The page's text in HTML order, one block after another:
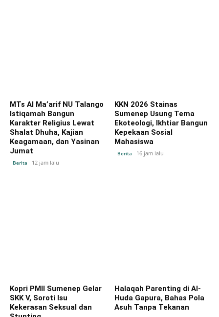
MTs Al Ma’arif NU Talango
Istiqamah Bangun
Karakter Religius Lewat
Shalat Dhuha, Kajian
Keagamaan, dan Yasinan
Jumat
Berita 12 jam lalu
KKN 2026 Stainas
Sumenep Usung Tema
Ekoteologi, Ikhtiar Bangun
Kepekaan Sosial
Mahasiswa
Berita 16 jam lalu
Kopri PMII Sumenep Gelar
SKK V, Soroti Isu
Kekerasan Seksual dan
Halaqah Parenting di Al-
Huda Gapura, Bahas Pola
Asuh Tanpa Tekanan